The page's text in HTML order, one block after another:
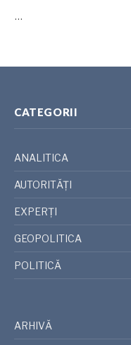
…
CATEGORII
ANALITICA
AUTORITĂȚI
EXPERȚI
GEOPOLITICA
POLITICĂ
ARHIVĂ